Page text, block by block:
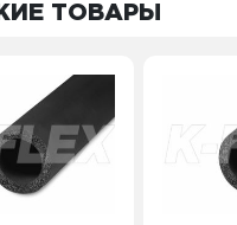
ТОВАРЫ